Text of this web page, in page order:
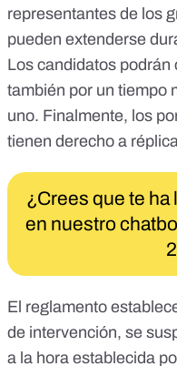
representantes de los
pueden extenderse
Los candidatos
también por un tiempo
uno. Finalmente, los
tienen derecho a
¿Crees que te
en nuestro
El reglamento
de intervención, se
a la hora establecida